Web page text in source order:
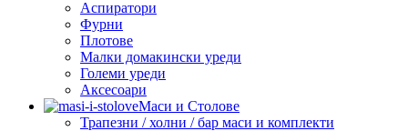
Аспиратори
Фурни
Плотове
Малки домакински уреди
Големи уреди
Аксесоари
Маси и Столове
Трапезни / холни / бар маси и комплекти